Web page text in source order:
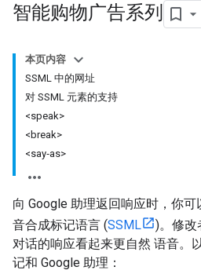
智能购物广告系列
本页内容
SSML 中的网址
对 SSML 元素的支持
<speak>
<break>
<say‑as>
向 Google 助理返回响应时，你
音合成标记语言 (SSML
)。修改
对话的响应看起来更自然 语音。
记和 Google 助理：